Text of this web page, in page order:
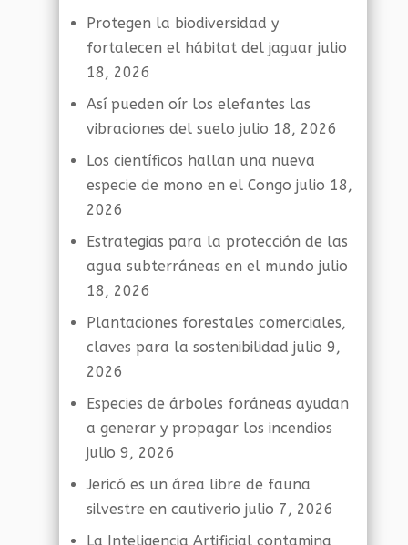
Protegen la biodiversidad y
fortalecen el hábitat del jaguar julio
18, 2026
Así pueden oír los elefantes las
vibraciones del suelo julio 18, 2026
Los científicos hallan una nueva
especie de mono en el Congo julio 18,
2026
Estrategias para la protección de las
agua subterráneas en el mundo julio
18, 2026
Plantaciones forestales comerciales,
claves para la sostenibilidad julio 9,
2026
Especies de árboles foráneas ayudan
a generar y propagar los incendios
julio 9, 2026
Jericó es un área libre de fauna
silvestre en cautiverio julio 7, 2026
La Inteligencia Artificial contamina